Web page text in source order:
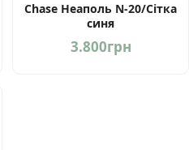
Chase Неаполь N-20/Сітка
синя
3.800грн